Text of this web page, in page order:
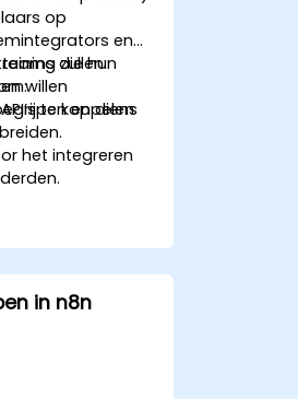
op
en
die hun
willen
te koppelen
zullen
en diens
het integreren
ondersteuning.
toe te
Make en API’s.
in n8n